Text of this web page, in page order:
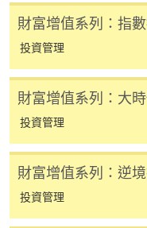
報讀優惠，請親
在網上報名過程
功被獲取錄。任
快與 閣下聯絡
申請人應注意，
程/科目只可提
在網上報名過程
確認。另外，確
財富增值系列：指
投資管理
財富增值系列：大
投資管理
財富增值系列：逆
投資管理